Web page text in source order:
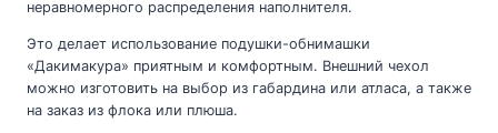
неравномерного распределения наполнителя.
Это делает использование подушки-обнимашки
«Дакимакура» приятным и комфортным. Внешний чехол
можно изготовить на выбор из габардина или атласа, а также
на заказ из флока или плюша.